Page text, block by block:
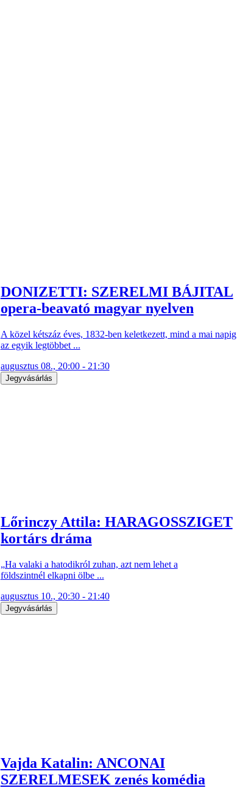
DONIZETTI: SZERELMI BÁJITAL
opera-beavató magyar nyelven
A közel kétszáz éves, 1832-ben keletkezett, mind a mai napig
az egyik legtöbbet ...
augusztus 08., 20:00 - 21:30
Jegyvásárlás
Lőrinczy Attila: HARAGOSSZIGET
kortárs dráma
„Ha valaki a hatodikról zuhan, azt nem lehet a
földszintnél elkapni ölbe ...
augusztus 10., 20:30 - 21:40
Jegyvásárlás
Vajda Katalin: ANCONAI
SZERELMESEK zenés komédia